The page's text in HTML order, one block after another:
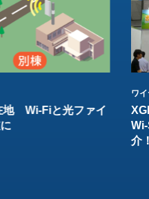
地 Wi-Fiと光ファイ
ワ
介